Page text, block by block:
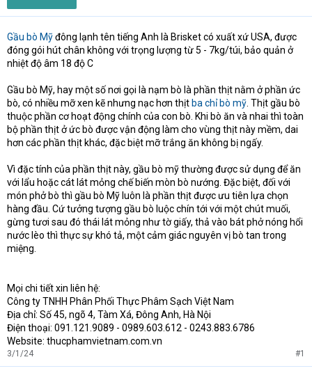
Gầu bò Mỹđông lạnh tên tiếng Anh là Brisket có xuất xứ USA, được
đóng gói hút chân không với trọng lượng từ 5 - 7kg/túi, bảo quản ở
nhiệt độ âm 18 độ C
Gầu bò Mỹ, hay một số nơi gọi là nạm bò là phần thịt nằm ở phần ức
bò, có nhiều mỡ xen kẽ nhưng nạc hơn thịt ba chỉ bò mỹ. Thịt gầu bò
thuộc phần cơ hoạt động chính của con bò. Khi bò ăn và nhai thì toàn
bộ phần thịt ở ức bò được vận động làm cho vùng thịt này mềm, dai
hơn các phần thịt khác, đặc biệt mỡ trắng ăn không bị ngấy.
Vì đặc tính của phần thịt này, gầu bò mỹ thường được sử dụng để ăn
với lẩu hoặc cát lát mỏng chế biến mòn bò nướng. Đặc biệt, đối với
món phở bò thì gầu bò Mỹ luôn là phần thịt được ưu tiên lựa chọn
hàng đầu. Cứ tưởng tượng gầu bò luộc chín tới với một chút muối,
gừng tươi sau đó thái lát mỏng như tờ giấy, thả vào bát phở nóng hổi
nước lèo thì thực sự khó tả, một cảm giác nguyên vị bò tan trong
miệng.
Mọi chi tiết xin liên hệ:
Công ty TNHH Phân Phối Thực Phâm Sạch Việt Nam
Địa chỉ: Số 45, ngõ 4, Tàm Xá, Đông Anh, Hà Nội
Điện thoại: 091.121.9089 - 0989.603.612 - 0243.883.6786
Website: thucphamvietnam.com.vn
3/1/24 #1